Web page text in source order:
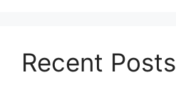
Recent Posts